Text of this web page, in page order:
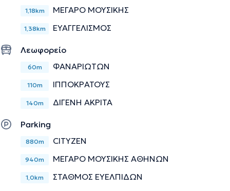
1,18km ΜΕΓΑΡΟ ΜΟΥΣΙΚΗΣ
1,38km ΕΥΑΓΓΕΛΙΣΜΟΣ
Λεωφορείο
60m ΦΑΝΑΡΙΩΤΩΝ
110m ΙΠΠΟΚΡΑΤΟΥΣ
140m ΔΙΓΕΝΗ ΑΚΡΙΤΑ
Parking
880m CITYZEN
940m ΜΕΓΑΡΟ ΜΟΥΣΙΚΗΣ ΑΘΗΝΩΝ
1,0km ΣΤΑΘΜΟΣ ΕΥΕΛΠΙΔΩΝ